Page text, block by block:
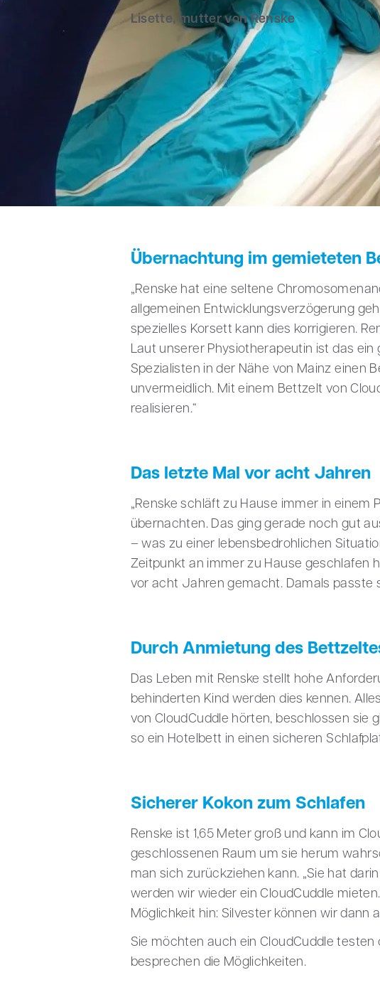
Lisette, mutter von Renske
Ein Bettzelt von CloudCuddle
Renske benötigt aufgrund ihrer
wohnt zu weit von ihrem Wohnort
nämlich maximal 3 Stunden am Stück
einer Übernachtung in einem Hotel
heranwagten, nachdem sie ein
Übernachtung im gemieteten
„Renske hat eine seltene
allgemeinen Entwicklungsverzögerung
spezielles Korsett kann dies korrigieren.
Laut unserer Physiotherapeutin ist das
Spezialisten in der Nähe von Mainz einen
unvermeidlich. Mit einem Bettzelt von
realisieren.“
Das letzte Mal vor acht Jahren
„Renske schläft zu Hause immer in
übernachten. Das ging gerade noch gut
– was zu einer lebensbedrohlichen
Zeitpunkt an immer zu Hause geschlafen
vor acht Jahren gemacht. Damals passte
Durch Anmietung des
Das Leben mit Renske stellt hohe
behinderten Kind werden dies kennen.
von CloudCuddle hörten, beschlossen sie
so ein Hotelbett in einen sicheren
Sicherer Kokon zum Schlafen
Renske ist 1,65 Meter groß und kann im
geschlossenen Raum um sie herum
man sich zurückziehen kann. „Sie hat
werden wir wieder ein CloudCuddle
Möglichkeit hin: Silvester können wir dann
Sie möchten auch ein CloudCuddle
besprechen die Möglichkeiten.